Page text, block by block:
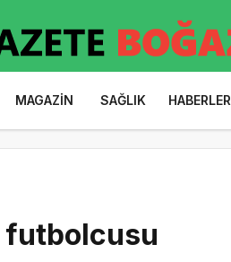
MAGAZIN SAĞLIK HABERLER
futbolcusu